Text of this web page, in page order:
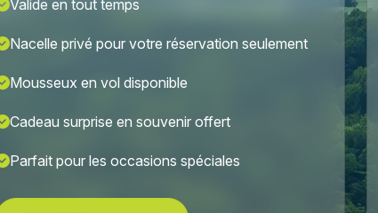
Valide en tout temps
Nacelle privé pour votre réservation seulement
Mousseux en vol disponible
Cadeau surprise en souvenir offert
Parfait pour les occasions spéciales